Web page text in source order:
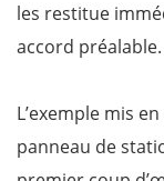
les restitue
accord préalable.
L’exemple mis
panneau de